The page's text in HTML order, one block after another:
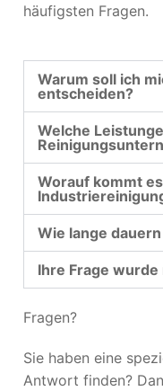
häufigsten Fragen.
Warum soll ich
entscheiden?
Welche
Worauf kommt
Wie lange
Ihre Frage
Fragen?
Sie haben eine
Antwort finden?